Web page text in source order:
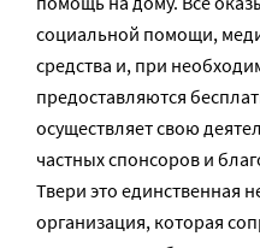
социальной помощи,
средства и, при
предоставляются
осуществляет свою
частных спонсоров и
Твери это единственная
организация, которая